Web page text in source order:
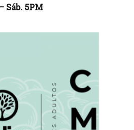
Sáb. 5PM